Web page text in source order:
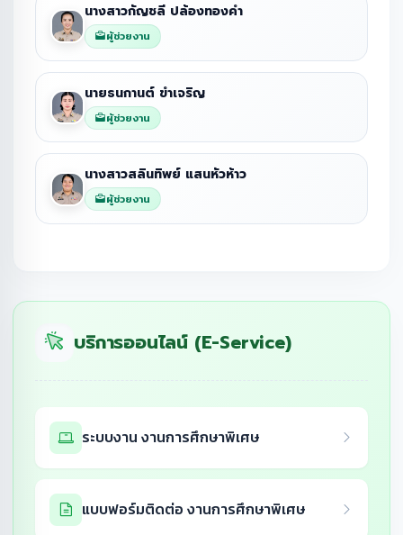
นางสาวกัญชลี ปล้องทองคำ
ผู้ช่วยงาน
นายธนกานต์ ขำเจริญ
ผู้ช่วยงาน
นางสาวสลินทิพย์ แสนหัวห้าว
ผู้ช่วยงาน
บริการออนไลน์ (E-Service)
ระบบงาน งานการศึกษาพิเศษ
แบบฟอร์มติดต่อ งานการศึกษาพิเศษ